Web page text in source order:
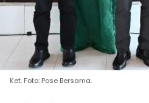
Ket. Foto: Pose Bersama.